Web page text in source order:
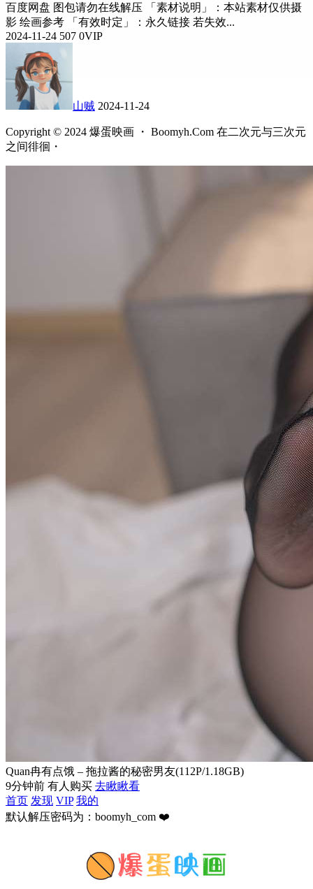
百度网盘 图包请勿在线解压 「素材说明」：本站素材仅供摄
影 绘画参考 「有效时定」：永久链接 若失效...
2024-11-24 507 0VIP
山贼 2024-11-24
Copyright © 2024 爆蛋映画 ・ Boomyh.Com 在二次元与三次元
之间徘徊・
Quan冉有点饿 – 拖拉酱的秘密男友(112P/1.18GB)
9分钟前 有人购买 去瞅瞅看
首页 发现 VIP 我的
默认解压密码为：boomyh_com ❤️